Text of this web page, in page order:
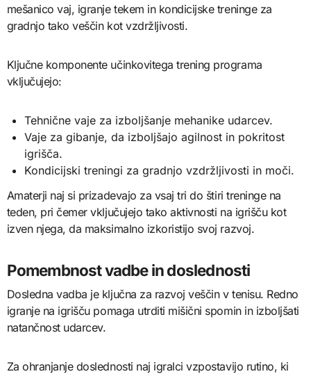
mešanico vaj, igranje tekem in kondicijske treninge za
gradnjo tako veščin kot vzdržljivosti.
Ključne komponente učinkovitega trening programa
vključujejo:
Tehnične vaje za izboljšanje mehanike udarcev.
Vaje za gibanje, da izboljšajo agilnost in pokritost
igrišča.
Kondicijski treningi za gradnjo vzdržljivosti in moči.
Amaterji naj si prizadevajo za vsaj tri do štiri treninge na
teden, pri čemer vključujejo tako aktivnosti na igrišču kot
izven njega, da maksimalno izkoristijo svoj razvoj.
Pomembnost vadbe in doslednosti
Dosledna vadba je ključna za razvoj veščin v tenisu. Redno
igranje na igrišču pomaga utrditi mišični spomin in izboljšati
natančnost udarcev.
Za ohranjanje doslednosti naj igralci vzpostavijo rutino, ki